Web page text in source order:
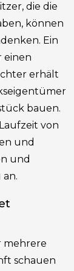
die die
können
Ein
einen
erhält
bauen.
von
und
und
mehrere
schauen